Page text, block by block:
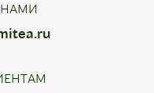
НАМИ